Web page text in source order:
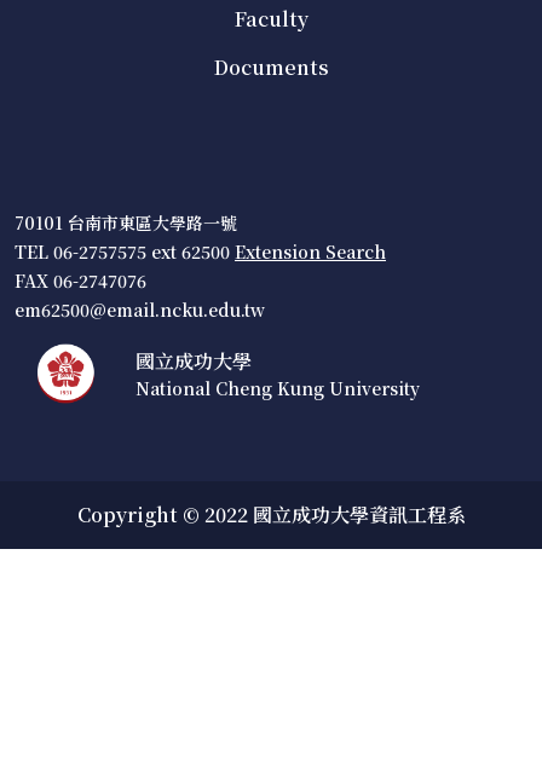
Faculty
Documents
70101 台南市東區大學路一號
TEL 06-2757575 ext 62500 Extension Search
FAX 06-2747076
em62500@email.ncku.edu.tw
國立成功大學
National Cheng Kung University
Copyright © 2022 國立成功大學資訊工程系